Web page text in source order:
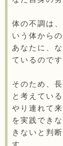
体の不調は
いう体から
あなたに、
ているのです
そのため、
と考えてい
やり連れて
を実践でき
きないと判